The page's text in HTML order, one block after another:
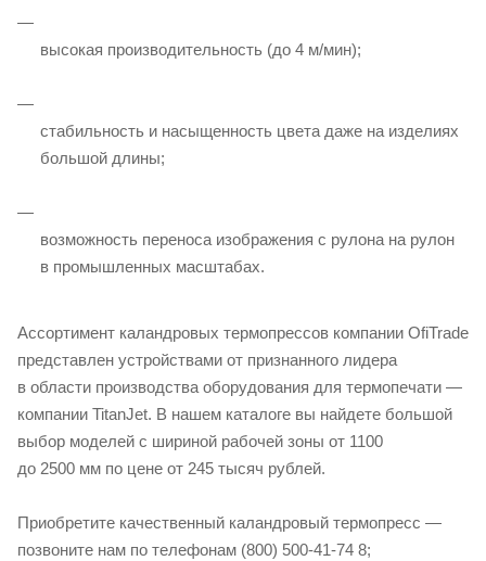
высокая производительность (до 4 м/мин);
стабильность и насыщенность цвета даже на изделиях
большой длины;
возможность переноса изображения с рулона на рулон
в промышленных масштабах.
Ассортимент каландровых термопрессов компании OfiTrade
представлен устройствами от признанного лидера
в области производства оборудования для термопечати —
компании TitanJet. В нашем каталоге вы найдете большой
выбор моделей с шириной рабочей зоны от 1100
до 2500 мм по цене от 245 тысяч рублей.
Приобретите качественный каландровый термопресс —
позвоните нам по телефонам (800) 500-41-74 8;